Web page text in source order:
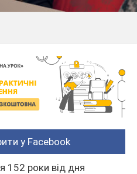
у Facebook
152 роки від дня